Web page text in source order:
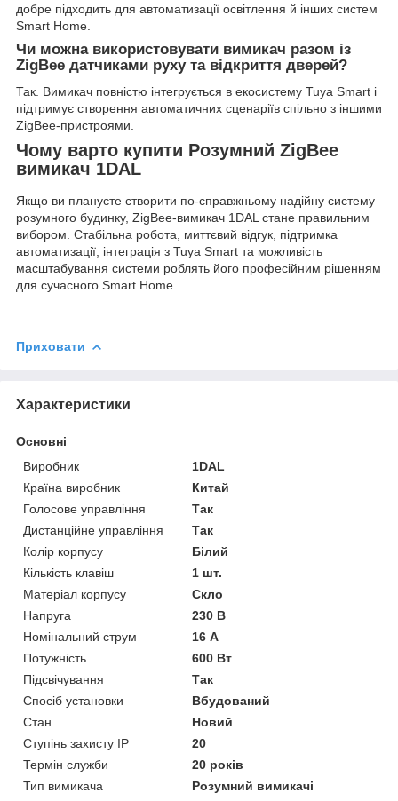
добре підходить для автоматизації освітлення й інших систем
Smart Home.
Чи можна використовувати вимикач разом із
ZigBee датчиками руху та відкриття дверей?
Так. Вимикач повністю інтегрується в екосистему Tuya Smart і
підтримує створення автоматичних сценаріїв спільно з іншими
ZigBee-пристроями.
Чому варто купити Розумний ZigBee
вимикач 1DAL
Якщо ви плануєте створити по-справжньому надійну систему
розумного будинку, ZigBee-вимикач 1DAL стане правильним
вибором. Стабільна робота, миттєвий відгук, підтримка
автоматизації, інтеграція з Tuya Smart та можливість
масштабування системи роблять його професійним рішенням
для сучасного Smart Home.
Приховати
Характеристики
Основні
Виробник
1DAL
Країна виробник
Китай
Голосове управління
Так
Дистанційне управління
Так
Колір корпусу
Білий
Кількість клавіш
1 шт.
Матеріал корпусу
Скло
Напруга
230 В
Номінальний струм
16 А
Потужність
600 Вт
Підсвічування
Так
Спосіб установки
Вбудований
Стан
Новий
Ступінь захисту IP
20
Термін служби
20 років
Тип вимикача
Розумний вимикачі